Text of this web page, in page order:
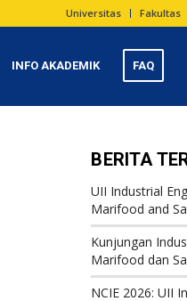
Universitas Fakultas
INFO AKADEMIK FAQ
BERITA
UII Industrial
Marifood and
Kunjungan
Marifood dan
NCIE 2026: UII